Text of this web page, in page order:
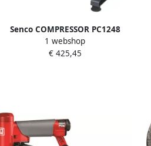
Senco COMPRESSOR PC1248
PC1248EU
1 webshop
€ 425,45